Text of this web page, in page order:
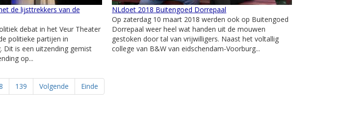
de lijsttrekkers van de
debat in het Veur Theater
politieke partijen in
Dit is een uitzending gemist
op...
NLdoet 2018 Buitengoed Dorrepaal
Op zaterdag 10 maart 2018 werden ook op Buitengoed
Dorrepaal weer heel wat handen uit de mouwen
gestoken door tal van vrijwilligers. Naast het voltallig
college van B&W van eidschendam-Voorburg...
139 Volgende Einde